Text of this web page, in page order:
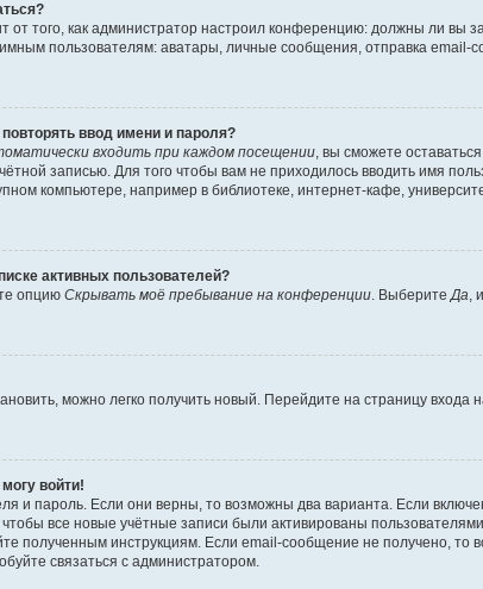
от того, как администратор настроил конференцию: должны ли
пользователям: аватары, личные сообщения, отправка email-
ввод имени и пароля?
входить при каждом посещении, вы сможете
записью. Для того чтобы вам не приходилось вводить имя
компьютере, например в библиотеке, интернет-кафе,
активных пользователей?
опцию Скрывать моё пребывание на конференции. ВыберитеДа,
можно легко получить новый. Перейдите на страницу
войти!
и пароль. Если они верны, то возможны два варианта. Если
все новые учётные записи были активированы
полученным инструкциям. Если email-сообщение не получено,
связаться с администратором.